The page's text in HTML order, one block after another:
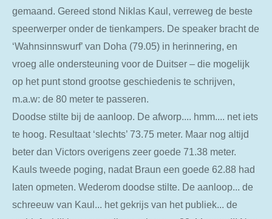
gemaand. Gereed stond Niklas Kaul, verreweg de beste
speerwerper onder de tienkampers. De speaker bracht de
‘Wahnsinnswurf’ van Doha (79.05) in herinnering, en
vroeg alle ondersteuning voor de Duitser – die mogelijk
op het punt stond grootse geschiedenis te schrijven,
m.a.w: de 80 meter te passeren.
Doodse stilte bij de aanloop. De afworp.... hmm.... net iets
te hoog. Resultaat ‘slechts’ 73.75 meter. Maar nog altijd
beter dan Victors overigens zeer goede 71.38 meter.
Kauls tweede poging, nadat Braun een goede 62.88 had
laten opmeten. Wederom doodse stilte. De aanloop... de
schreeuw van Kaul... het gekrijs van het publiek... de